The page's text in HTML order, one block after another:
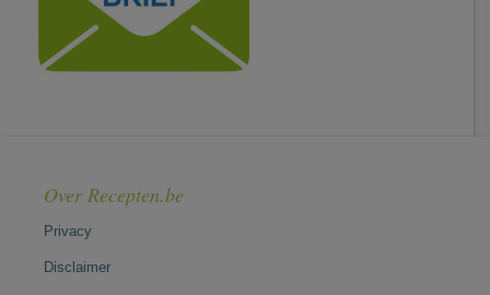
Over Recepten.be
Privacy
Disclaimer